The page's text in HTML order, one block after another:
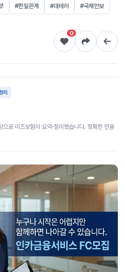
#한일관계 #대테러 #국제안보
0
리
로 이즈보험이 요약·정리했습니다. 정확한 인용